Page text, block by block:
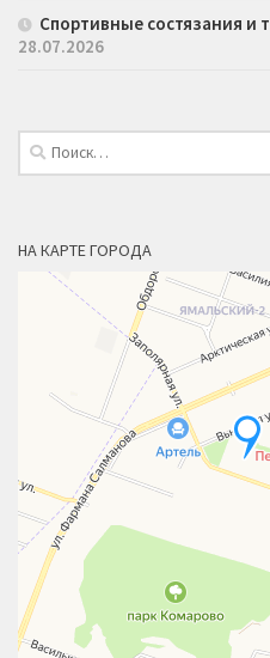
Спортивные состязания и
28.07.2026
Найти:
НА КАРТЕ ГОРОДА